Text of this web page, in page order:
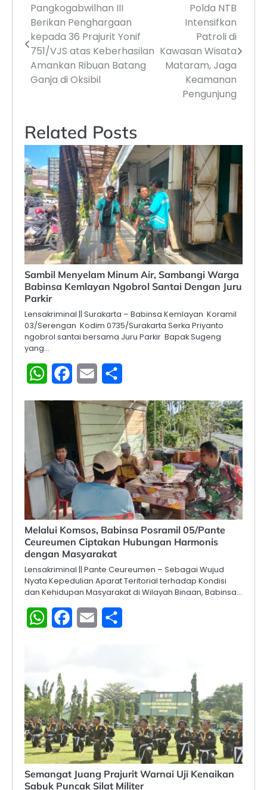
Navigasi
pos
Pangkogabwilhan III
Berikan Penghargaan
kepada 36 Prajurit Yonif
751/VJS atas Keberhasilan
Amankan Ribuan Batang
Ganja di Oksibil
Polda NTB
Intensifkan
Patroli di
Kawasan Wisata
Mataram, Jaga
Keamanan
Pengunjung
Related Posts
Sambil Menyelam Minum Air, Sambangi Warga
Babinsa Kemlayan Ngobrol Santai Dengan Juru
Parkir
Lensakriminal || Surakarta – Babinsa Kemlayan Koramil
03/Serengan Kodim 0735/Surakarta Serka Priyanto
ngobrol santai bersama Juru Parkir Bapak Sugeng
yang…
WhatsAppFacebook
Email
Melalui Komsos, Babinsa Posramil 05/Pante
Ceureumen Ciptakan Hubungan Harmonis
dengan Masyarakat
Lensakriminal || Pante Ceureumen – Sebagai Wujud
Nyata Kepedulian Aparat Teritorial terhadap Kondisi
dan Kehidupan Masyarakat di Wilayah Binaan, Babinsa…
WhatsAppFacebook
Email
Semangat Juang Prajurit Warnai Uji Kenaikan
Sabuk Puncak Silat Militer